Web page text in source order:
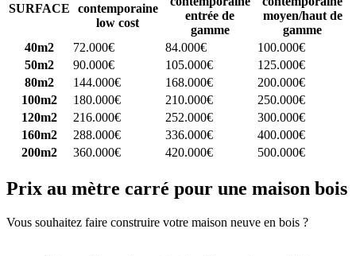
SURFACE
contemporaine
low cost
entrée de
gamme
moyen/haut de
gamme
40m2
72.000€ 84.000€
100.000€
50m2
90.000€ 105.000€
125.000€
80m2
144.000€ 168.000€
200.000€
100m2
180.000€ 210.000€
250.000€
120m2
216.000€ 252.000€
300.000€
160m2
288.000€ 336.000€
400.000€
200m2
360.000€ 420.000€ 500.000€
Prix au mètre carré pour une maison bois
Vous souhaitez faire construire votre maison neuve en bois ?